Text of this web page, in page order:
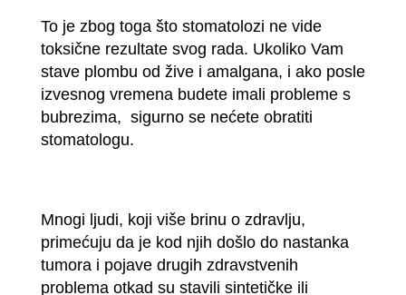
To je zbog toga što stomatolozi ne vide
toksične rezultate svog rada. Ukoliko Vam
stave plombu od žive i amalgana, i ako posle
izvesnog vremena budete imali probleme s
bubrezima, sigurno se nećete obratiti
stomatologu.
Mnogi ljudi, koji više brinu o zdravlju,
primećuju da je kod njih došlo do nastanka
tumora i pojave drugih zdravstvenih
problema otkad su stavili sintetičke ili